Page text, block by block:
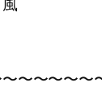
〜〜〜〜〜